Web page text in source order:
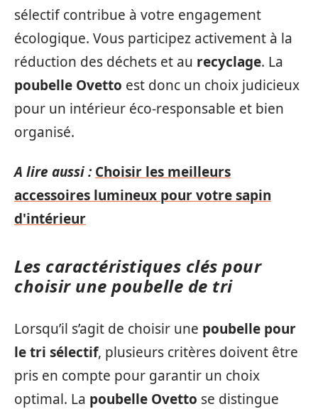
sélectif contribue à votre engagement
écologique. Vous participez activement à la
réduction des déchets et au recyclage. La
poubelle Ovetto est donc un choix judicieux
pour un intérieur éco-responsable et bien
organisé.
A lire aussi : Choisir les meilleurs
accessoires lumineux pour votre sapin
d'intérieur
Les caractéristiques clés pour
choisir une poubelle de tri
Lorsqu’il s’agit de choisir une poubelle pour
le tri sélectif, plusieurs critères doivent être
pris en compte pour garantir un choix
optimal. La poubelle Ovetto se distingue